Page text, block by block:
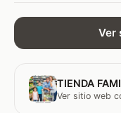
Ver
TIENDA
Ver sitio web